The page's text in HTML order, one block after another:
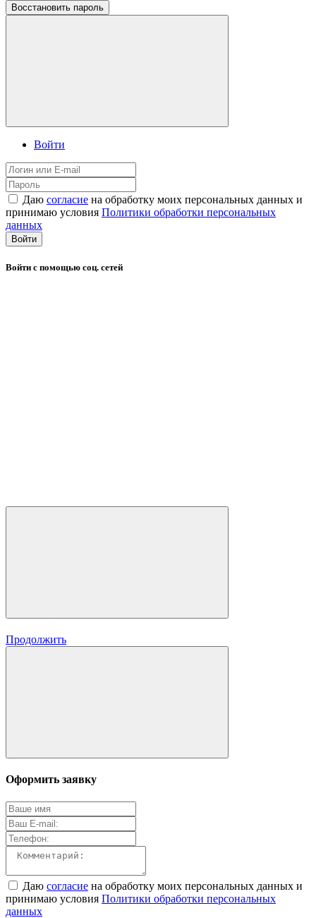
Восстановить пароль
Войти
Даю согласие на обработку моих персональных данных и
принимаю условия Политики обработки персональных
данных
Войти
Войти с помощью соц. сетей
Продолжить
Оформить заявку
Даю согласие на обработку моих персональных данных и
принимаю условия Политики обработки персональных
данных